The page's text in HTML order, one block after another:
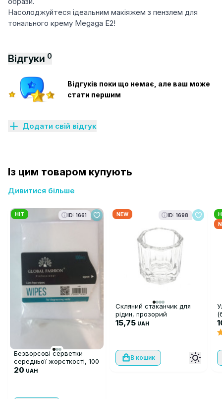
Насолоджуйтеся ідеальним макіяжем з пензлем для
тонального крему Megaga E2!
Відгуки 0
Відгуків поки що немає, але ваш може
стати першим
Додати свій відгук
Із цим товаром купують
Дивитися більше
HIT ID: 1661
Безворсові серветки
середньої жорсткості, 100
шт
20 UAH
NEW ID: 1698
Скляний стаканчик для
рідин, прозорий
15,75 UAH
В кошик